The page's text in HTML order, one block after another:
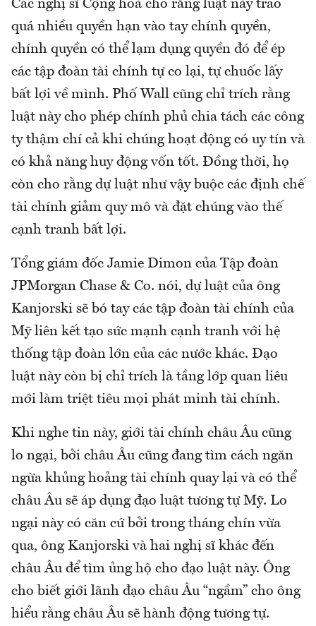
Các nghị sĩ Cộng hoà cho rằng luật này trao
quá nhiều quyền hạn vào tay chính quyền,
chính quyền có thể lạm dụng quyền đó để ép
các tập đoàn tài chính tự co lại, tự chuốc lấy
bất lợi về mình. Phố Wall cũng chỉ trích rằng
luật này cho phép chính phủ chia tách các công
ty thậm chí cả khi chúng hoạt động có uy tín và
có khả năng huy động vốn tốt. Đồng thời, họ
còn cho rằng dự luật như vậy buộc các định chế
tài chính giảm quy mô và đặt chúng vào thế
cạnh tranh bất lợi.
Tổng giám đốc Jamie Dimon của Tập đoàn
JPMorgan Chase & Co. nói, dự luật của ông
Kanjorski sẽ bó tay các tập đoàn tài chính của
Mỹ liên kết tạo sức mạnh cạnh tranh với hệ
thống tập đoàn lớn của các nước khác. Đạo
luật này còn bị chỉ trích là tầng lớp quan liêu
mới làm triệt tiêu mọi phát minh tài chính.
Khi nghe tin này, giới tài chính châu Âu cũng
lo ngại, bởi châu Âu cũng đang tìm cách ngăn
ngừa khủng hoảng tài chính quay lại và có thể
châu Âu sẽ áp dụng đạo luật tương tự Mỹ. Lo
ngại này có căn cứ bởi trong tháng chín vừa
qua, ông Kanjorski và hai nghị sĩ khác đến
châu Âu để tìm ủng hộ cho đạo luật này. Ông
cho biết giới lãnh đạo châu Âu “ngầm” cho ông
hiểu rằng châu Âu sẽ hành động tương tự.